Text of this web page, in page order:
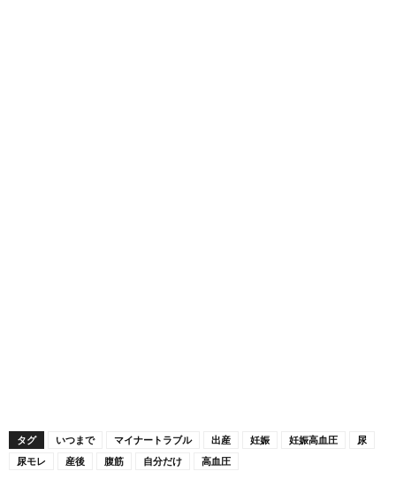
タグ いつまで マイナートラブル 出産 妊娠 妊娠高血圧
尿
尿モレ
産後 腹筋 自分だけ 高血圧